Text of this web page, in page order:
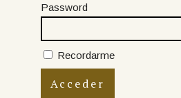
Password
Recordarme